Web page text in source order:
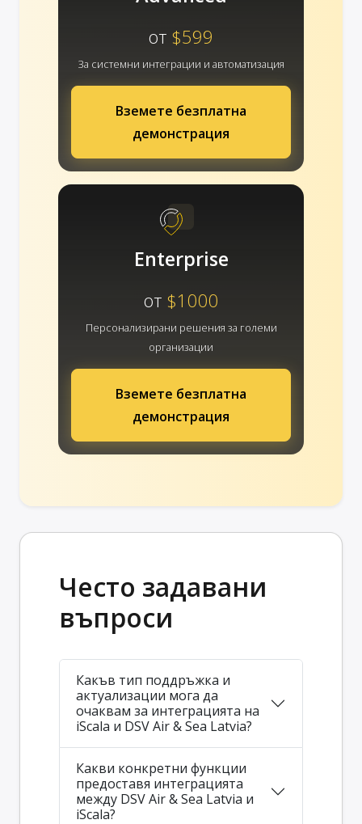
от $599
За системни интеграции и автоматизация
Вземете безплатна
демонстрация
Enterprise
от $1000
Персонализирани решения за големи
организации
Вземете безплатна
демонстрация
Често задавани
въпроси
Какъв тип поддръжка и
актуализации мога да
очаквам за интеграцията на
iScala и DSV Air & Sea Latvia?
Какви конкретни функции
предоставя интеграцията
между DSV Air & Sea Latvia и
iScala?